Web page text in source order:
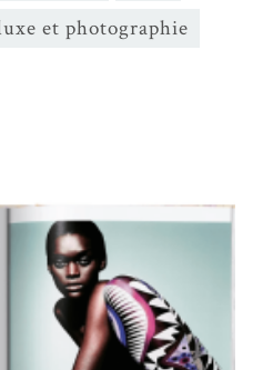
et photographie